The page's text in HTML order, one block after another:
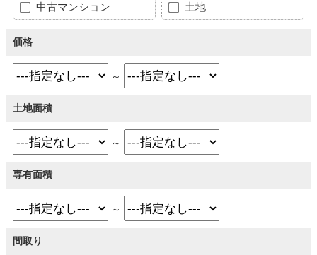
中古マンション 土地
価格
～
土地面積
～
専有面積
～
間取り